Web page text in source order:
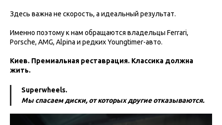
Здесь важна не скорость, а идеальный результат.
Именно поэтому к нам обращаются владельцы Ferrari,
Porsche, AMG, Alpina и редких Youngtimer-авто.
Киев. Премиальная реставрация. Классика должна
жить.
Superwheels.
Мы спасаем диски, от которых другие отказываются.